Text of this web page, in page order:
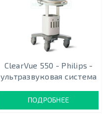
ClearVue 550 - Philips -
ультразвуковая система
ПОДРОБНЕЕ